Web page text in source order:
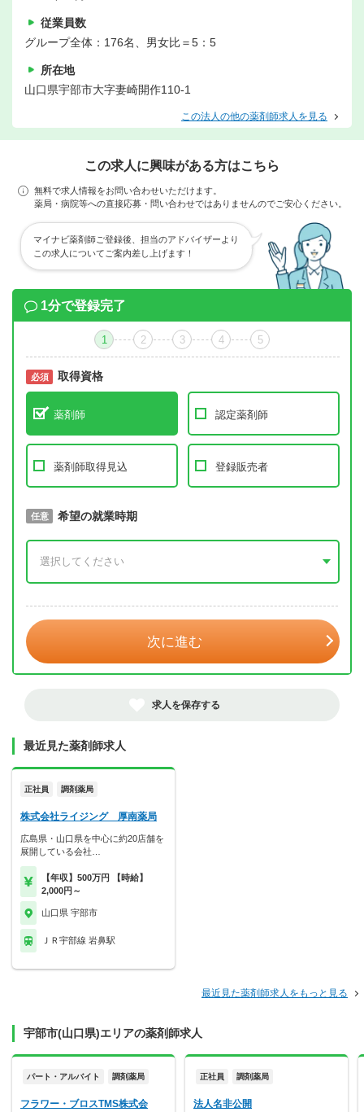
従業員数
グループ全体：176名、男女比＝5：5
所在地
山口県宇部市大字妻崎開作110-1
この法人の他の薬剤師求人を見る
この求人に興味がある方はこちら
無料で求人情報をお問い合わせいただけます。
薬局・病院等への直接応募・問い合わせではありませんのでご安心ください。
マイナビ薬剤師ご登録後、担当のアドバイザーより
この求人についてご案内差し上げます！
1分で登録完了
1 2 3 4 5
必須 取得資格
薬剤師 認定薬剤師
薬剤師取得見込 登録販売者
必須 取得予定年
任意 希望の就業時期
次に進む
求人を保存する
最近見た薬剤師求人
正社員 調剤薬局
株式会社ライジング 厚南薬局
広島県・山口県を中心に約20店舗を
展開している会社…
【年収】500万円 【時給】
2,000円～
山口県 宇部市
ＪＲ宇部線 岩鼻駅
最近見た薬剤師求人をもっと見る
宇部市(山口県)エリアの薬剤師求人
パート・アルバイト 調剤薬局
フラワー・ブロスTMS株式会
正社員 調剤薬局
法人名非公開